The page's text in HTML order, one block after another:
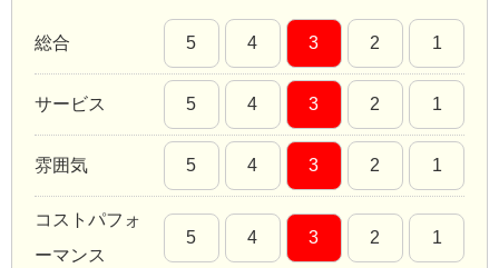
総合 5 4 3 2 1
サービス 5 4 3 2 1
雰囲気 5 4 3 2 1
コストパフォ
ーマンス
5 4 3 2 1